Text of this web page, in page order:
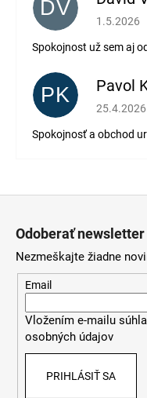
DV
1.5.2026
Spokojnost už sem aj
PK Pavol
25.4.2026
Spokojnosť a obchod
Odoberať newsletter
Nezmeškajte žiadne
Email
Vložením e-mailu
osobných údajov
PRIHLÁSIŤ SA